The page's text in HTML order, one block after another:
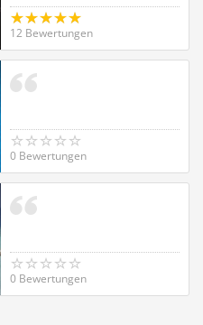
12 Bewertungen
0 Bewertungen
0 Bewertungen